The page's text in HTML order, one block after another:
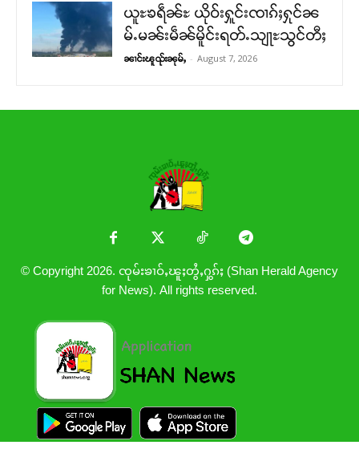
ယူႊၶရဵၼ်ႊ ယိုဝ်းႁူင်းၸၢၵ်ႈႁုင်ၼ
မ်ႉမၼ်းမဵၼ်မိူင်းရတ်ႉသျႃႊသွင်တီႈ
ၼၢင်းၽူၺ်းၼုမ်ႇ - August 7, 2026
© Copyright 2026. ၸုမ်းၶၢဝ်ႇၽူႈတွႆႇႁွၵ်ႈ (Shan Herald Agency
for News). All rights reserved.